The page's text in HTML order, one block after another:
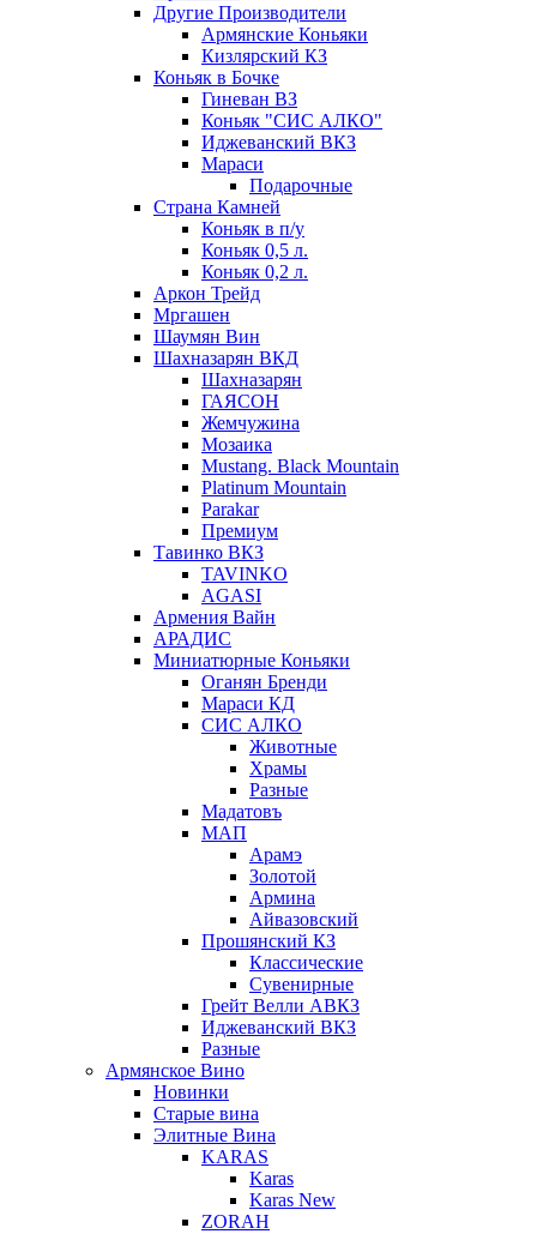
Другие Производители
Армянские Коньяки
Кизлярский КЗ
Коньяк в Бочке
Гиневан ВЗ
Коньяк "СИС АЛКО"
Иджеванский ВКЗ
Мараси
Подарочные
Страна Камней
Коньяк в п/у
Коньяк 0,5 л.
Коньяк 0,2 л.
Аркон Трейд
Мргашен
Шаумян Вин
Шахназарян ВКД
Шахназарян
ГАЯСОН
Жемчужина
Мозаика
Mustang. Black Mountain
Platinum Mountain
Parakar
Премиум
Тавинко ВКЗ
TAVINKO
AGASI
Армения Вайн
АРАДИС
Миниатюрные Коньяки
Оганян Бренди
Мараси КД
СИС АЛКО
Животные
Храмы
Разные
Мадатовъ
МАП
Арамэ
Золотой
Армина
Айвазовский
Прошянский КЗ
Классические
Сувенирные
Грейт Велли АВКЗ
Иджеванский ВКЗ
Разные
Армянское Вино
Новинки
Старые вина
Элитные Вина
KARAS
Karas
Karas New
ZORAH